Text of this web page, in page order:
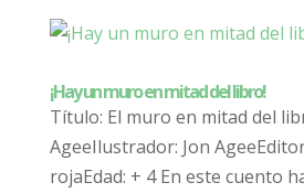
¡Hay un muro en mitad del libro!
Título: El muro en mitad del
AgeeIlustrador: Jon
rojaEdad: + 4 En este cuento